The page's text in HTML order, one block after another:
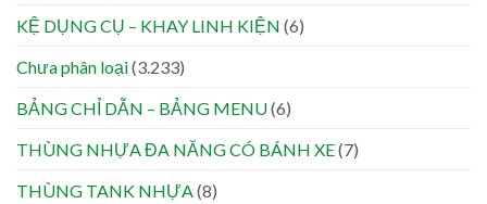
KỆ DỤNG CỤ – KHAY LINH KIỆN (6)
Chưa phân loại(3.233)
BẢNG CHỈ DẪN – BẢNG MENU(6)
THÙNG NHỰA ĐA NĂNG CÓ BÁNH XE(7)
THÙNG TANK NHỰA(8)